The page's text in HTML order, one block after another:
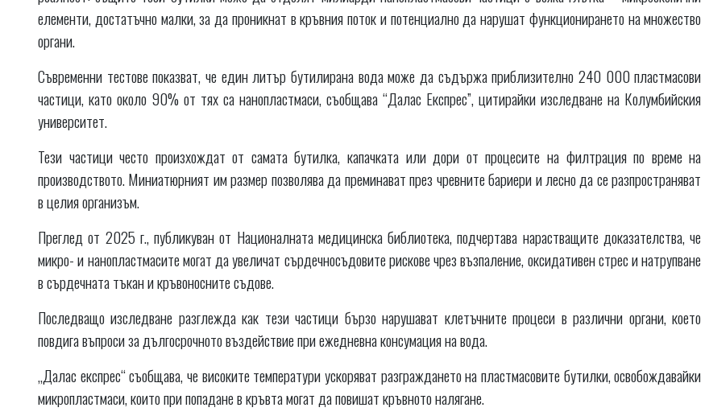
елементи, достатъчно малки, за да проникнат в кръвния поток и потенциално да нарушат функционирането на множество
органи.
Съвременни тестове показват, че един литър бутилирана вода може да съдържа приблизително 240 000 пластмасови
частици, като около 90% от тях са нанопластмаси, съобщава “Далас Експрес”, цитирайки изследване на Колумбийския
университет.
Тези частици често произхождат от самата бутилка, капачката или дори от процесите на филтрация по време на
производството. Миниатюрният им размер позволява да преминават през чревните бариери и лесно да се разпространяват
в целия организъм.
Преглед от 2025 г., публикуван от Националната медицинска библиотека, подчертава нарастващите доказателства, че
микро- и нанопластмасите могат да увеличат сърдечносъдовите рискове чрез възпаление, оксидативен стрес и натрупване
в сърдечната тъкан и кръвоносните съдове.
Последващо изследване разглежда как тези частици бързо нарушават клетъчните процеси в различни органи, което
повдига въпроси за дългосрочното въздействие при ежедневна консумация на вода.
„Далас експрес“ съобщава, че високите температури ускоряват разграждането на пластмасовите бутилки, освобождавайки
микропластмаси, които при попадане в кръвта могат да повишат кръвното налягане.